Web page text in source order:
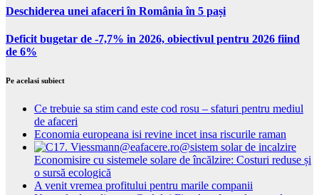
Deschiderea unei afaceri în România în 5 pași
Deficit bugetar de -7,7% in 2026, obiectivul pentru 2026 fiind
de 6%
Pe acelasi subiect
Ce trebuie sa stim cand este cod rosu – sfaturi pentru mediul
de afaceri
Economia europeana isi revine incet insa riscurile raman
Economisire cu sistemele solare de încălzire: Costuri reduse și
o sursă ecologică
A venit vremea profitului pentru marile companii